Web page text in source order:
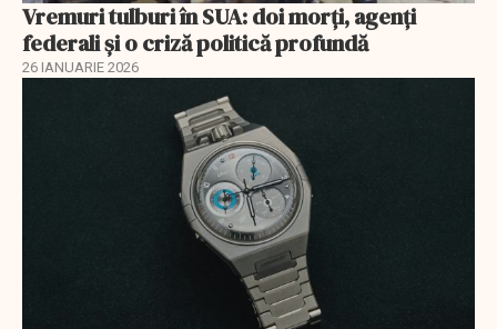
Vremuri tulburi în SUA: doi morți, agenți
federali și o criză politică profundă
26 IANUARIE 2026